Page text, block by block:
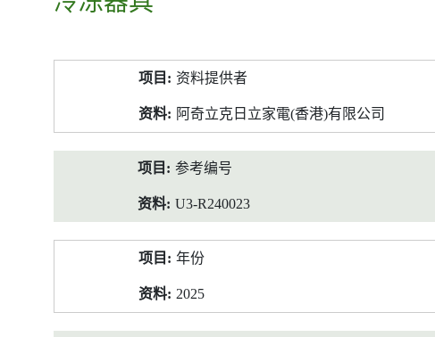
料
资料提供者
阿奇立克日立家電(香港)有限公司
参考编号
U3-R240023
年份
2025